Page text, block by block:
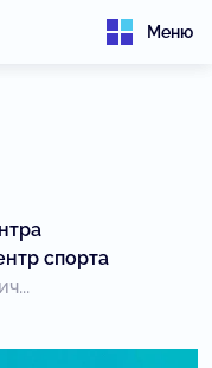
Меню
спорта